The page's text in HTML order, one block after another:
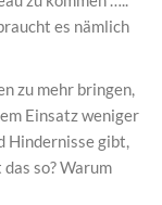
es nämlich
zu mehr bringen,
Einsatz weniger
Hindernisse gibt,
so? Warum